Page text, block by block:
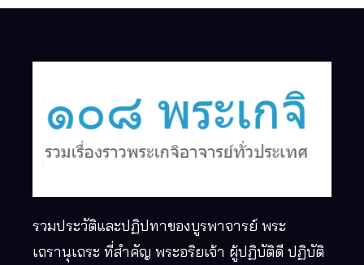
รวมประวัติและปฏิปทาของบูรพาจารย์ พระ
เถรานุเถระ ที่สำคัญ พระอริยเจ้า ผู้ปฏิบัติดี ปฏิบัติ